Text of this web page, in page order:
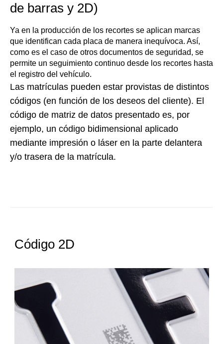
de barras y 2D)
Ya en la producción de los recortes se aplican marcas
que identifican cada placa de manera inequívoca. Así,
como es el caso de otros documentos de seguridad, se
permite un seguimiento continuo desde los recortes hasta
el registro del vehículo.
Las matrículas pueden estar provistas de distintos
códigos (en función de los deseos del cliente). El
código de matriz de datos presentado es, por
ejemplo, un código bidimensional aplicado
mediante impresión o láser en la parte delantera
y/o trasera de la matrícula.
Código 2D